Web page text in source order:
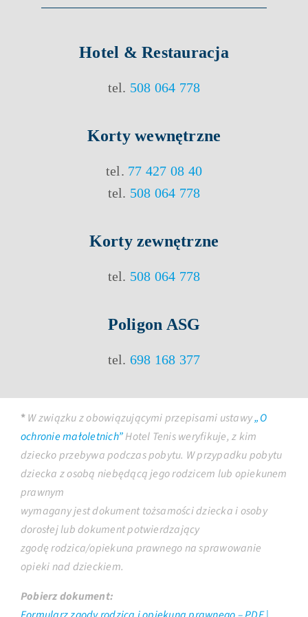
Hotel & Restauracja
tel. 508 064 778
Kortywewnętrzne
tel. 77 427 08 40
tel. 508 064 778
Korty zewnętrzne
tel. 508 064 778
Poligon ASG
tel. 698 168 377
*W związku z obowiązującymi przepisami ustawy„O
ochronie małoletnich”Hotel Tenis weryfikuje, z kim
dziecko przebywa podczas pobytu. W przypadku pobytu
dziecka z osobą niebędącą jego rodzicem lub opiekunem
prawnym
wymagany jest dokument tożsamości dziecka i osoby
dorosłej lub dokument potwierdzający
zgodę rodzica/opiekuna prawnego na sprawowanie
opieki nad dzieckiem.
Pobierz dokument: